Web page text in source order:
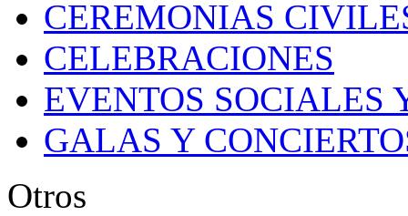
CEREMONIAS
CELEBRACIONES
EVENTOS SOCIALES
GALAS Y
Otros